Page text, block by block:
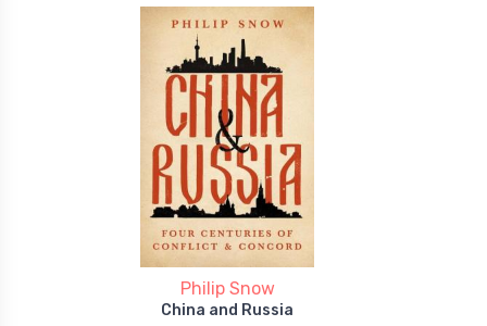
Philip Snow
China and Russia